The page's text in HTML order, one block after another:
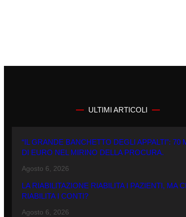
ULTIMI ARTICOLI
“IL GRANDE BANCHETTO DEGLI APPALTI”: 70
DI EURO NEL MIRINO DELLA PROCURA.
Agosto 6, 2026
LA RIABILITAZIONE RIABILITA I PAZIENTI, MA
RIABILITA I CONTI?
Agosto 6, 2026